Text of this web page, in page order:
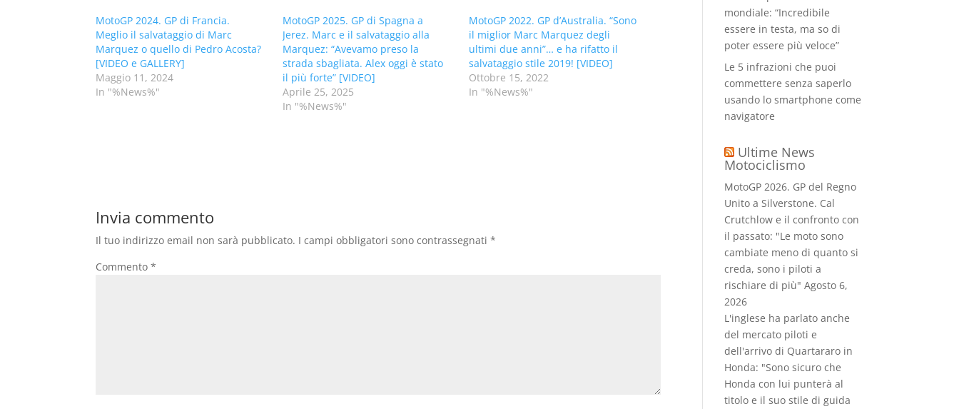
MotoGP 2024. GP di Francia.
Meglio il salvataggio di Marc
Marquez o quello di Pedro Acosta?
[VIDEO e GALLERY]
Maggio 11, 2024
In "%News%"
MotoGP 2025. GP di Spagna a
Jerez. Marc e il salvataggio alla
Marquez: “Avevamo preso la
strada sbagliata. Alex oggi è stato
il più forte” [VIDEO]
Aprile 25, 2025
In "%News%"
MotoGP 2022. GP d’Australia. “Sono
il miglior Marc Marquez degli
ultimi due anni”… e ha rifatto il
salvataggio stile 2019! [VIDEO]
Ottobre 15, 2022
In "%News%"
Invia commento
Il tuo indirizzo email non sarà pubblicato. I campi obbligatori sono contrassegnati*
Commento*
mondiale: “Incredibile
essere in testa, ma so di
poter essere più veloce”
Le 5 infrazioni che puoi
commettere senza saperlo
usando lo smartphone come
navigatore
Ultime News
Motociclismo
MotoGP 2026. GP del Regno
Unito a Silverstone. Cal
Crutchlow e il confronto con
il passato: "Le moto sono
cambiate meno di quanto si
creda, sono i piloti a
rischiare di più" Agosto 6,
2026
L'inglese ha parlato anche
del mercato piloti e
dell'arrivo di Quartararo in
Honda: "Sono sicuro che
Honda con lui punterà al
titolo e il suo stile di guida